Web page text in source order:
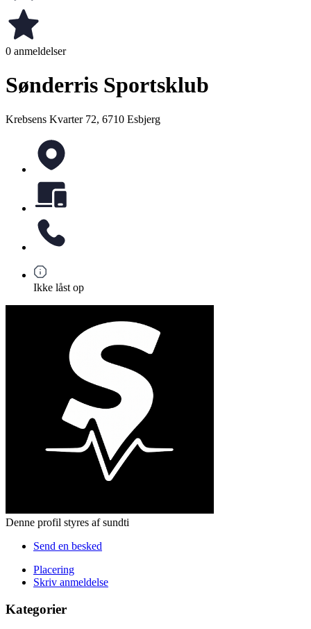
0 anmeldelser
Sønderris Sportsklub
Krebsens Kvarter 72, 6710 Esbjerg
Ikke låst op
Denne profil styres af sundti
Send en besked
Placering
Skriv anmeldelse
Kategorier